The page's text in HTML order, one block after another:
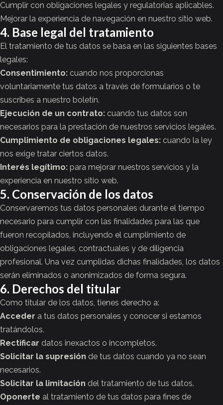
Cumplir con obligaciones legales y regulatorias aplicables.
Mejorar la experiencia de navegación en nuestro sitio web.
4. Base legal del tratamiento
El tratamiento de tus datos se basa en las siguientes bases
legales:
Consentimiento: cuando nos proporcionas
voluntariamente tus datos a través de formularios o te
suscribes a nuestro boletín.
Ejecución de un contrato: cuando tus datos son
necesarios para la prestación de nuestros servicios legales.
Cumplimiento de obligaciones legales: cuando la ley
nos exige tratar ciertos datos.
Interés legítimo: para mejorar nuestros servicios y la
experiencia en nuestro sitio web.
5. Conservación de los datos
Conservaremos tus datos personales durante el tiempo
necesario para cumplir con las finalidades para las que
fueron recopilados, incluyendo el cumplimiento de
obligaciones legales, contractuales y de diligencia
profesional. Una vez cumplidas dichas finalidades, los datos
serán eliminados o anonimizados de forma segura.
6. Derechos del titular
Como titular de los datos, tienes derecho a:
Acceder a tus datos personales y conocer si estamos
tratándolos.
Rectificar datos inexactos o incompletos.
Solicitar la supresión de tus datos cuando ya no sean
necesarios.
Solicitar la limitación del tratamiento de tus datos.
Oponerte al tratamiento de tus datos para fines de